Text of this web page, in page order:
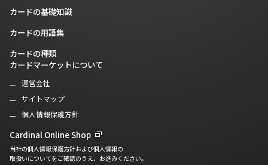
カードの基礎知識
カードの用語集
カードの種類
カードマーケットについて
運営会社
サイトマップ
個人情報保護方針
Cardinal Online Shop
当社の個人情報保護方針および個人情報の
取扱いについてをご確認のうえ、お進みください。